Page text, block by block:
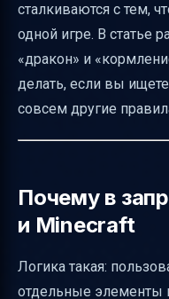
не получается”
Что делать,
стиль”
Мини-чеклист:
“кормление” в
сталкиваются с тем,
одной игре. В статье
«дракон» и
делать, если вы
совсем другие
Почему в
и Minecraft
Логика такая:
отдельные элементы